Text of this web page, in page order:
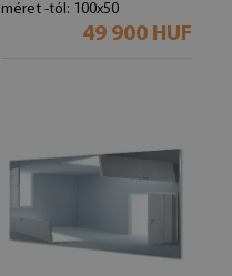
méret -tól: 100x50
49 900 HUF